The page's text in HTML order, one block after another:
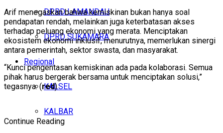
DPRD LAMANDAU
DPRD SUKAMARA
Regional
KALSEL
KALBAR
Arif menegaskan bahwa kemiskinan bukan hanya soal
pendapatan rendah, melainkan juga keterbatasan akses
terhadap peluang ekonomi yang merata. Menciptakan
ekosistem ekonomi inklusif, menurutnya, memerlukan sinergi
antara pemerintah, sektor swasta, dan masyarakat.
“Kunci pengentasan kemiskinan ada pada kolaborasi. Semua
pihak harus bergerak bersama untuk menciptakan solusi,”
tegasnya. (red)
Continue Reading